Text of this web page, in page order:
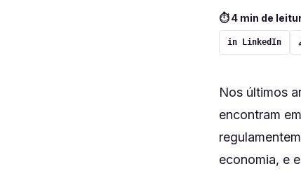
⏱ 4 min de
in LinkedIn
Nos últimos
encontram
economia, e